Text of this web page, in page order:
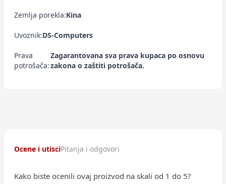
Zemlja porekla:Kina
Uvoznik:DS-Computers
Prava
potrošača:
Zagarantovana sva prava kupaca po osnovu
zakona o zaštiti potrošača.
Ocene i utisciPitanja i odgovori
Kako biste ocenili ovaj proizvod na skali od 1 do 5?